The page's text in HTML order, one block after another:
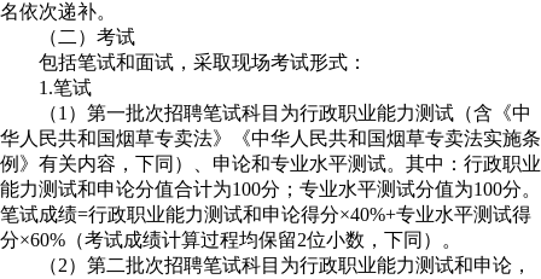
名依次递补。
（二）考试
包括笔试和面试，采取现场考试形式：
1.笔试
（1）第一批次招聘笔试科目为行政职业能力测试（含《中
华人民共和国烟草专卖法》《中华人民共和国烟草专卖法实施条
例》有关内容，下同）、申论和专业水平测试。其中：行政职业
能力测试和申论分值合计为100分；专业水平测试分值为100分。
笔试成绩=行政职业能力测试和申论得分×40%+专业水平测试得
分×60%（考试成绩计算过程均保留2位小数，下同）。
（2）第二批次招聘笔试科目为行政职业能力测试和申论，